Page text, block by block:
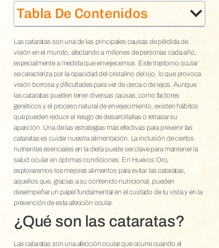
Tabla De Contenidos
Las cataratas son una de las principales causas de pérdida de
visión en el mundo, afectando a millones de personas cada año,
especialmente a medida que envejecemos. Este trastorno ocular
se caracteriza por la opacidad del cristalino del ojo, lo que provoca
visión borrosa y dificultades para ver de cerca o de lejos. Aunque
las cataratas pueden tener diversas causas, como factores
genéticos y el proceso natural de envejecimiento, existen hábitos
que pueden reducir el riesgo de desarrollarlas o retrasar su
aparición. Una de las estrategias más efectivas para prevenir las
cataratas es cuidar nuestra alimentación. La inclusión de ciertos
nutrientes esenciales en la dieta puede ser clave para mantener la
salud ocular en óptimas condiciones. En Huevos Oro,
exploraremos los mejores alimentos para evitar las cataratas,
aquellos que, gracias a su contenido nutricional, pueden
desempeñar un papel fundamental en el cuidado de tu vista y en la
prevención de esta afección ocular.
¿Qué son las cataratas?
Las cataratas son una afección ocular que ocurre cuando el